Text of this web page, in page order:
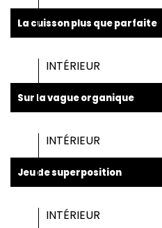
La cuisson plus que parfaite
INTÉRIEUR
Sur la vague organique
INTÉRIEUR
Jeu de superposition
INTÉRIEUR